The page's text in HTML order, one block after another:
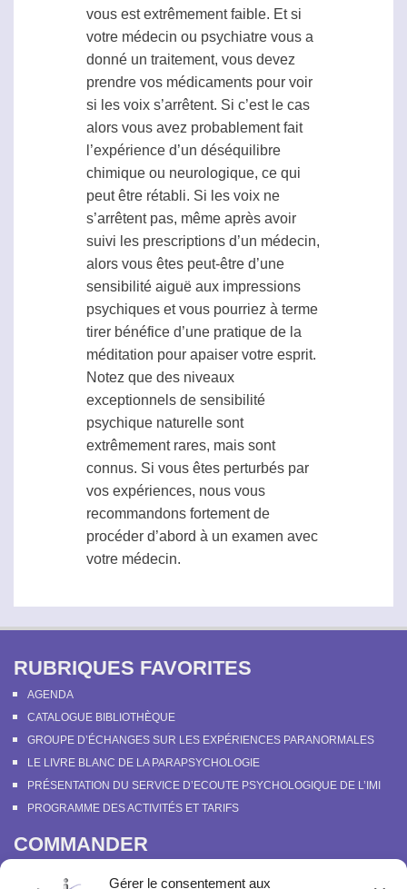
Gérer le consentement aux
vous est extrêmement faible. Et si
votre médecin ou psychiatre vous a
donné un traitement, vous devez
prendre vos médicaments pour voir
si les voix s’arrêtent. Si c’est le cas
alors vous avez probablement fait
l’expérience d’un déséquilibre
chimique ou neurologique, ce qui
peut être rétabli. Si les voix ne
s’arrêtent pas, même après avoir
suivi les prescriptions d’un médecin,
alors vous êtes peut-être d’une
sensibilité aiguë aux impressions
psychiques et vous pourriez à terme
tirer bénéfice d’une pratique de la
méditation pour apaiser votre esprit.
Notez que des niveaux
exceptionnels de sensibilité
psychique naturelle sont
extrêmement rares, mais sont
connus. Si vous êtes perturbés par
vos expériences, nous vous
recommandons fortement de
procéder d’abord à un examen avec
votre médecin.
RUBRIQUES FAVORITES
AGENDA
CATALOGUE BIBLIOTHÈQUE
GROUPE D’ÉCHANGES SUR LES EXPÉRIENCES PARANORMALES
LE LIVRE BLANC DE LA PARAPSYCHOLOGIE
PRÉSENTATION DU SERVICE D’ECOUTE PSYCHOLOGIQUE DE L’IMI
PROGRAMME DES ACTIVITÉS ET TARIFS
COMMANDER